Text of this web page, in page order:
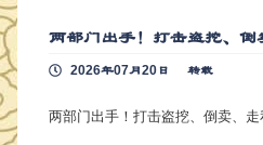
两部门出手！打击盗挖、倒
2026年07月20日 转载
两部门出手！打击盗挖、倒卖、